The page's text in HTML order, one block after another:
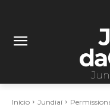
Início Jundiaí